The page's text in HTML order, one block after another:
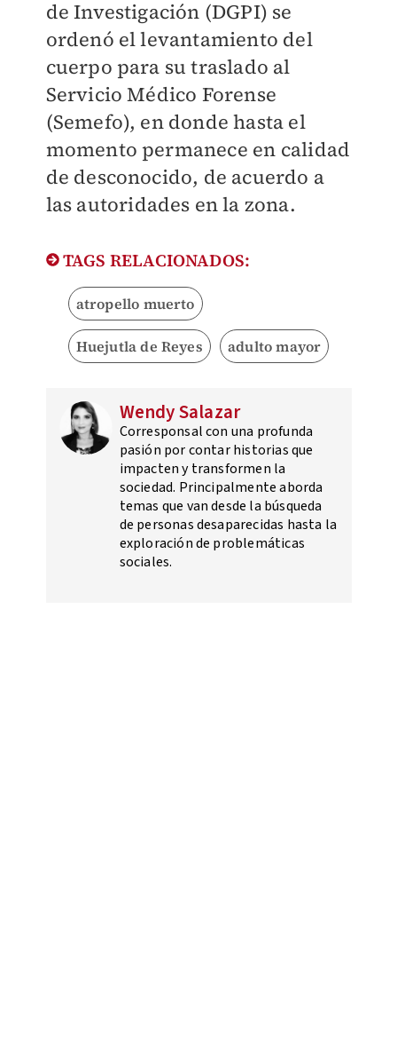
de Investigación (DGPI) se
ordenó el levantamiento del
cuerpo para su traslado al
Servicio Médico Forense
(Semefo), en donde hasta el
momento permanece en calidad
de desconocido, de acuerdo a
las autoridades en la zona.
TAGS RELACIONADOS:
atropello muerto
Huejutla de Reyes adulto mayor
Wendy Salazar
Corresponsal con una profunda
pasión por contar historias que
impacten y transformen la
sociedad. Principalmente aborda
temas que van desde la búsqueda
de personas desaparecidas hasta la
exploración de problemáticas
sociales.